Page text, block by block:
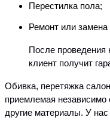
Перестилка пола;
Ремонт или замена
После
клиент получит
Обивка, перетяжка
приемлемая независимо
другие материалы. У